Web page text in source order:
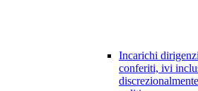
Incarichi
conferiti, ivi